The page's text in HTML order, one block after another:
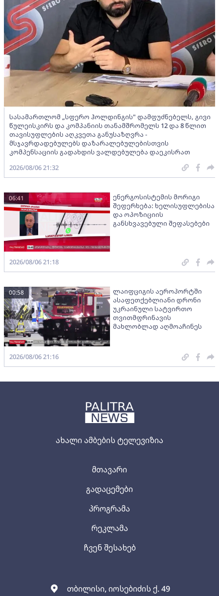
ახალი ამბების ტელევიზია
თბილისი, იოსებიძის ქ. 49
მთავარი
გადაცემები
პროგრამა
რეკლამა
ჩვენ შესახებ
სასამართლომ „სფერო ჰოლდინგის" დამფუძნებელს, გივი
წულეისკირს და კომპანიის თანამშრომელს 12 და 8 წლით
თავისუფლების აღკვეთა განუსაზღვრა -
მსჯავრდადებულებს დაზარალებულებისთვის
კომპენსაციის გადახდის ვალდებულება დაეკისრათ
2026/08/06 21:32
ენერგოსისტემის მორიგი
შეფერხება: ხელისუფლებისა
და ოპოზიციის
განსხვავებული შეფასებები
06:41
2026/08/06 21:18
ლაიფციგის აეროპორტში
ასაფეთქებლიანი დრონი
უკრაინული სატვირთო
თვითმფრინავის
მახლობლად აღმოაჩინეს
00:58
2026/08/06 21:16